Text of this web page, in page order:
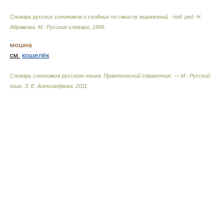
Словарь русских синонимов и сходных по смыслу выражений.- под. ред. Н.
Абрамова, М.: Русские словари 1999
мошна
см.
кошелёк
Словарь синонимов русского языка. Практический справочник. — М.: Русский
язык. З. Е. Александрова 2011